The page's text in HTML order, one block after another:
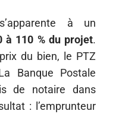
à un
à 110 % du projet.
du bien, le PTZ
Banque Postale
de notaire dans
: l’emprunteur